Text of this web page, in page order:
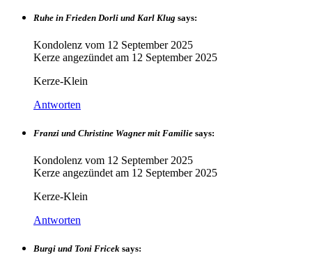
Ruhe in Frieden Dorli und Karl Klug says:
Kondolenz vom 12 September 2025
Kerze angezündet am 12 September 2025
Kerze-Klein
Antworten
Franzi und Christine Wagner mit Familie says:
Kondolenz vom 12 September 2025
Kerze angezündet am 12 September 2025
Kerze-Klein
Antworten
Burgi und Toni Fricek says: